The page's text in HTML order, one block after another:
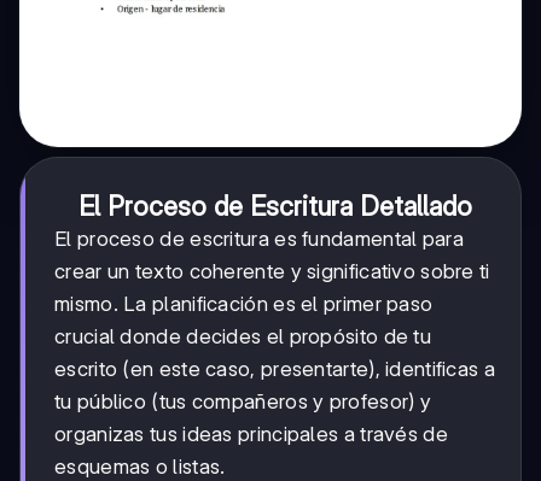
El Proceso de Escritura Detallado
El proceso de escritura es fundamental para
crear un texto coherente y significativo sobre ti
mismo. La planificación es el primer paso
crucial donde decides el propósito de tu
escrito (en este caso, presentarte), identificas a
tu público (tus compañeros y profesor) y
organizas tus ideas principales a través de
esquemas o listas.